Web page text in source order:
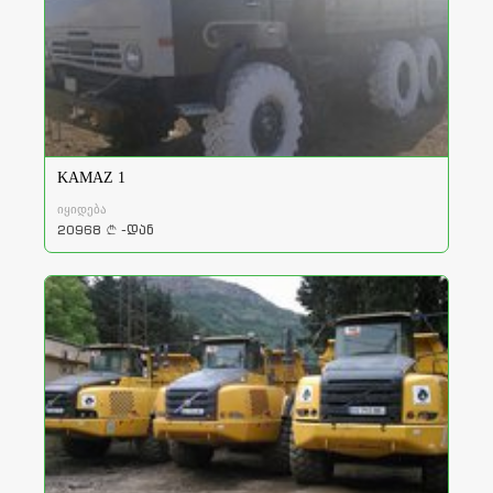
KAMAZ 1
იყიდება
20968 a -დან